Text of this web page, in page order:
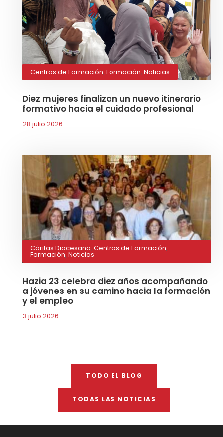
Centros de Formación, Formación, Noticias
Diez mujeres finalizan un nuevo itinerario
formativo hacia el cuidado profesional
28 julio 2026
Cáritas Diocesana, Centros de Formación,
Formación, Noticias
Hazia 23 celebra diez años acompañando
a jóvenes en su camino hacia la formación
y el empleo
3 julio 2026
TODO EL BLOG
TODAS LAS NOTICIAS